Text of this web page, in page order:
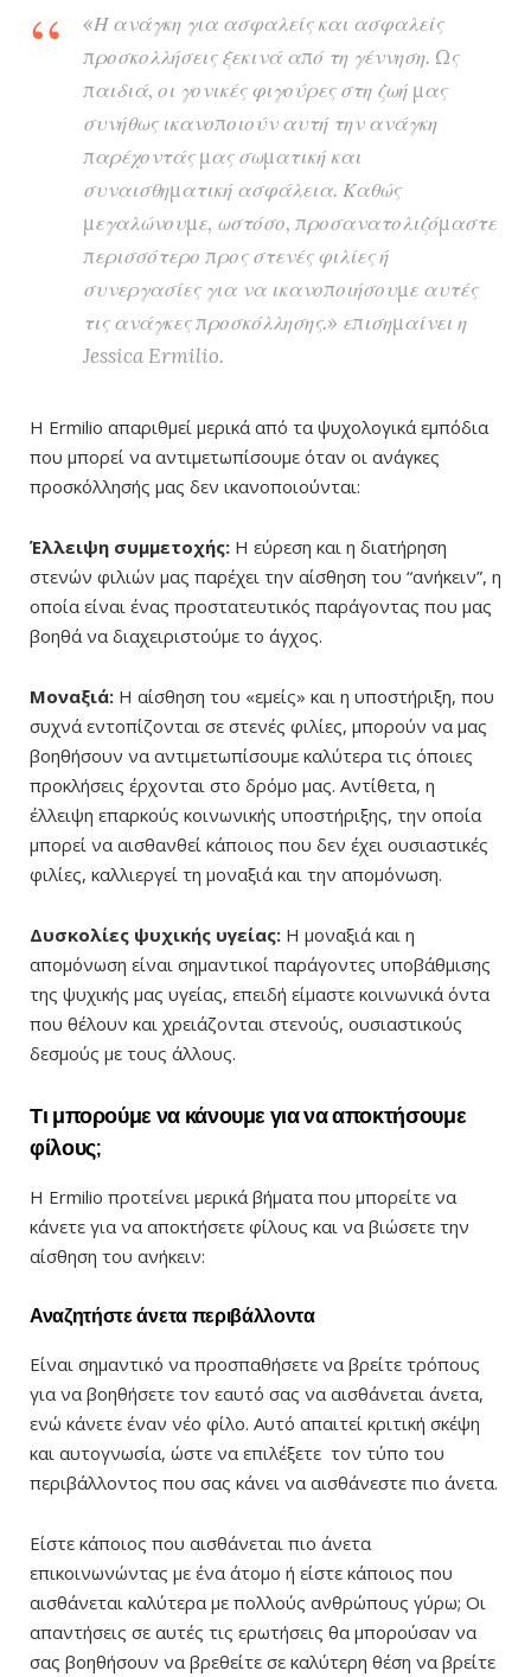
«Η ανάγκη για ασφαλείς και ασφαλείς
προσκολλήσεις ξεκινά από τη γέννηση. Ως
παιδιά, οι γονικές φιγούρες στη ζωή μας
συνήθως ικανοποιούν αυτή την ανάγκη
παρέχοντάς μας σωματική και
συναισθηματική ασφάλεια. Καθώς
μεγαλώνουμε, ωστόσο, προσανατολιζόμαστε
περισσότερο προς στενές φιλίες ή
συνεργασίες για να ικανοποιήσουμε αυτές
τις ανάγκες προσκόλλησης.» επισημαίνει η
Jessica Ermilio.
Η Ermilio απαριθμεί μερικά από τα ψυχολογικά εμπόδια
που μπορεί να αντιμετωπίσουμε όταν οι ανάγκες
προσκόλλησής μας δεν ικανοποιούνται:
Έλλειψη συμμετοχής: Η εύρεση και η διατήρηση
στενών φιλιών μας παρέχει την αίσθηση του “ανήκειν”, η
οποία είναι ένας προστατευτικός παράγοντας που μας
βοηθά να διαχειριστούμε το άγχος.
Μοναξιά: Η αίσθηση του «εμείς» και η υποστήριξη, που
συχνά εντοπίζονται σε στενές φιλίες, μπορούν να μας
βοηθήσουν να αντιμετωπίσουμε καλύτερα τις όποιες
προκλήσεις έρχονται στο δρόμο μας. Αντίθετα, η
έλλειψη επαρκούς κοινωνικής υποστήριξης, την οποία
μπορεί να αισθανθεί κάποιος που δεν έχει ουσιαστικές
φιλίες, καλλιεργεί τη μοναξιά και την απομόνωση.
Δυσκολίες ψυχικής υγείας: Η μοναξιά και η
απομόνωση είναι σημαντικοί παράγοντες υποβάθμισης
της ψυχικής μας υγείας, επειδή είμαστε κοινωνικά όντα
που θέλουν και χρειάζονται στενούς, ουσιαστικούς
δεσμούς με τους άλλους.
Τι μπορούμε να κάνουμε για να αποκτήσουμε
φίλους;
Η Ermilio προτείνει μερικά βήματα που μπορείτε να
κάνετε για να αποκτήσετε φίλους και να βιώσετε την
αίσθηση του ανήκειν:
Αναζητήστε άνετα περιβάλλοντα
Είναι σημαντικό να προσπαθήσετε να βρείτε τρόπους
για να βοηθήσετε τον εαυτό σας να αισθάνεται άνετα,
ενώ κάνετε έναν νέο φίλο. Αυτό απαιτεί κριτική σκέψη
και αυτογνωσία, ώστε να επιλέξετε τον τύπο του
περιβάλλοντος που σας κάνει να αισθάνεστε πιο άνετα.
Είστε κάποιος που αισθάνεται πιο άνετα
επικοινωνώντας με ένα άτομο ή είστε κάποιος που
αισθάνεται καλύτερα με πολλούς ανθρώπους γύρω; Οι
απαντήσεις σε αυτές τις ερωτήσεις θα μπορούσαν να
σας βοηθήσουν να βρεθείτε σε καλύτερη θέση να βρείτε